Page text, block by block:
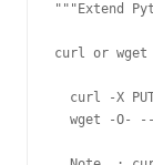
"""Extend
curl or
curl -X
wget -O-